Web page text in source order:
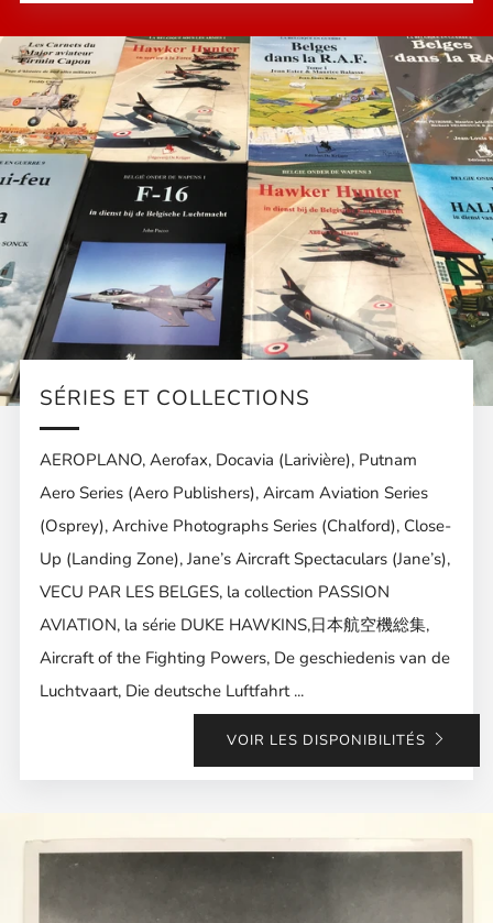
SÉRIES ET COLLECTIONS
AEROPLANO, Aerofax, Docavia (Larivière), Putnam
Aero Series (Aero Publishers), Aircam Aviation Series
(Osprey), Archive Photographs Series (Chalford), Close-
Up (Landing Zone), Jane’s Aircraft Spectaculars (Jane’s),
VECU PAR LES BELGES, la collection PASSION
AVIATION, la série DUKE HAWKINS,日本航空機総集,
Aircraft of the Fighting Powers, De geschiedenis van de
Luchtvaart, Die deutsche Luftfahrt ...
VOIR LES DISPONIBILITÉS